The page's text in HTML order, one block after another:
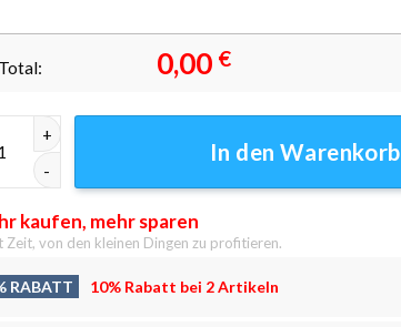
Total: 0,00 €
aus dem Zoo Leinwandbilder - Wanddeko Menge
In den Warenkorb
kaufen, mehr sparen
Zeit, von den kleinen Dingen zu profitieren.
RABATT 10% Rabatt bei 2 Artikeln